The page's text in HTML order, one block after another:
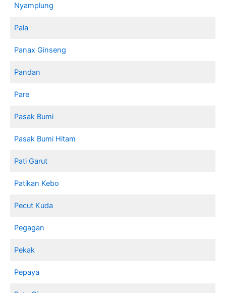
Nyamplung
Pala
Panax Ginseng
Pandan
Pare
Pasak Bumi
Pasak Bumi Hitam
Pati Garut
Patikan Kebo
Pecut Kuda
Pegagan
Pekak
Pepaya